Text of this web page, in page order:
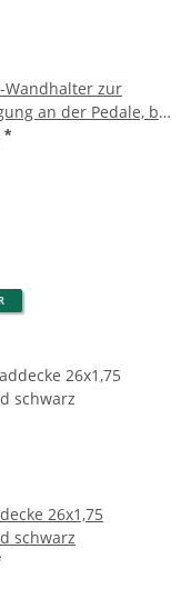
Wandhalter zur
an der Pedale, bis
*
26x1,75
schwarz